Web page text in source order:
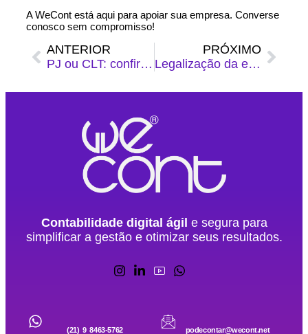
A WeCont está aqui para apoiar sua empresa. Converse
conosco sem compromisso!
ANTERIOR
PJ ou CLT: confira agora qual é a opção de contrato mais vantajosa!
PRÓXIMO
Legalização da empresa: veja como assegurar uma tributação adequada
Contabilidade digital ágil e segura para
simplificar a gestão e otimizar seus resultados.
(21) 9 8463-5762 podecontar@wecont.net